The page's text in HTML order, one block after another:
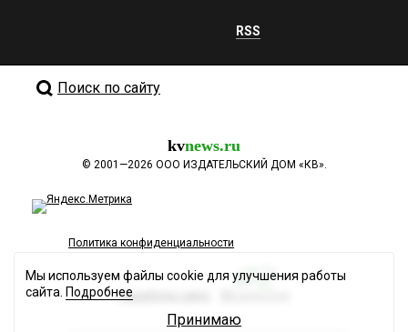
RSS
Поиск по сайту
kvnews.ru
© 2001—2026 ООО ИЗДАТЕЛЬСКИЙ ДОМ «КВ».
Политика конфиденциальности
Разработка сайта
Мы используем файлы cookie для улучшения работы
сайта. Подробнее
Принимаю